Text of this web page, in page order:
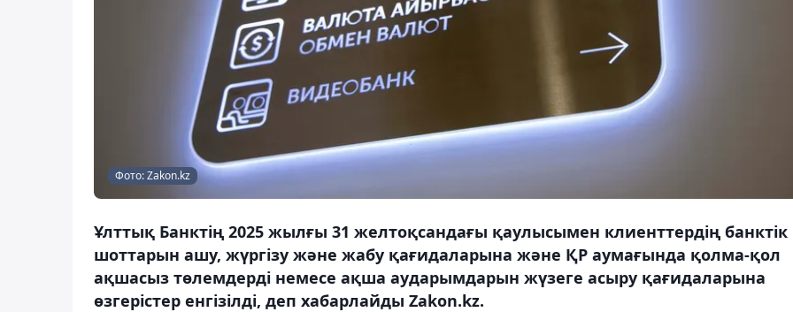
Фото: Zakon.kz
Ұлттық Банктің 2025 жылғы 31 желтоқсандағы қаулысымен клиенттердің банктік
шоттарын ашу, жүргізу және жабу қағидаларына және ҚР аумағында қолма-қол
ақшасыз төлемдерді немесе ақша аударымдарын жүзеге асыру қағидаларына
өзгерістер енгізілді, деп хабарлайды Zakon.kz.